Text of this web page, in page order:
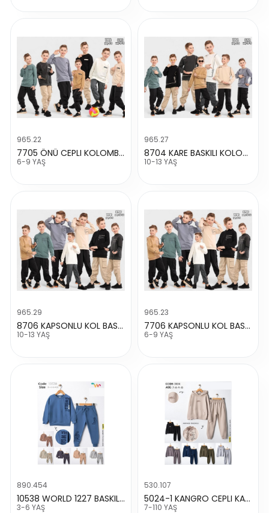
965.22
7705 ÖNÜ CEPLI KOLOMBIYA TAKIM
6-9 YAŞ
965.27
8704 KARE BASKILI KOLOMBİYA TAKIM
10-13 YAŞ
965.29
8706 KAPSONLU KOL BASKILI TAKIM
10-13 YAŞ
965.23
7706 KAPSONLU KOL BASKLI TAKIM
6-9 YAŞ
890.454
10538 WORLD 1227 BASKILI TAKIM
3-6 YAŞ
530.107
5024-1 KANGRO CEPLI KAPŞONLU TAKIM
7-110 YAŞ